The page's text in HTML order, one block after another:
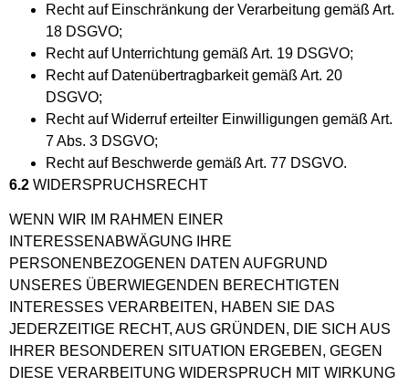
Recht auf Einschränkung der Verarbeitung gemäß Art.
18 DSGVO;
Recht auf Unterrichtung gemäß Art. 19 DSGVO;
Recht auf Datenübertragbarkeit gemäß Art. 20
DSGVO;
Recht auf Widerruf erteilter Einwilligungen gemäß Art.
7 Abs. 3 DSGVO;
Recht auf Beschwerde gemäß Art. 77 DSGVO.
6.2 WIDERSPRUCHSRECHT
WENN WIR IM RAHMEN EINER
INTERESSENABWÄGUNG IHRE
PERSONENBEZOGENEN DATEN AUFGRUND
UNSERES ÜBERWIEGENDEN BERECHTIGTEN
INTERESSES VERARBEITEN, HABEN SIE DAS
JEDERZEITIGE RECHT, AUS GRÜNDEN, DIE SICH AUS
IHRER BESONDEREN SITUATION ERGEBEN, GEGEN
DIESE VERARBEITUNG WIDERSPRUCH MIT WIRKUNG